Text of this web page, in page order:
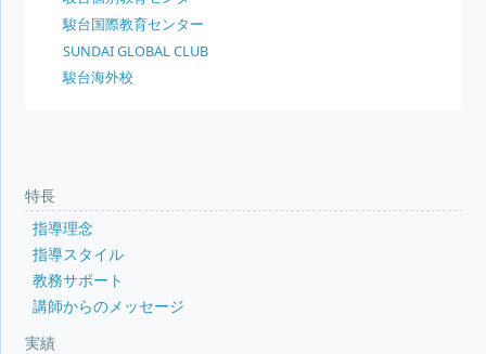
駿台国際教育センター
SUNDAI GLOBAL CLUB
駿台海外校
特長
指導理念
指導スタイル
教務サポート
講師からのメッセージ
実績